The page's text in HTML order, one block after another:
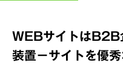
WEBサイトはB2B
装置－サイトを優